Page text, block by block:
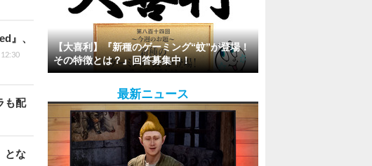
』、
12:30
も配
とな
【大喜利】『新種のゲーミング“蚊”が登場！
その特徴とは？』回答募集中！
最新ニュース